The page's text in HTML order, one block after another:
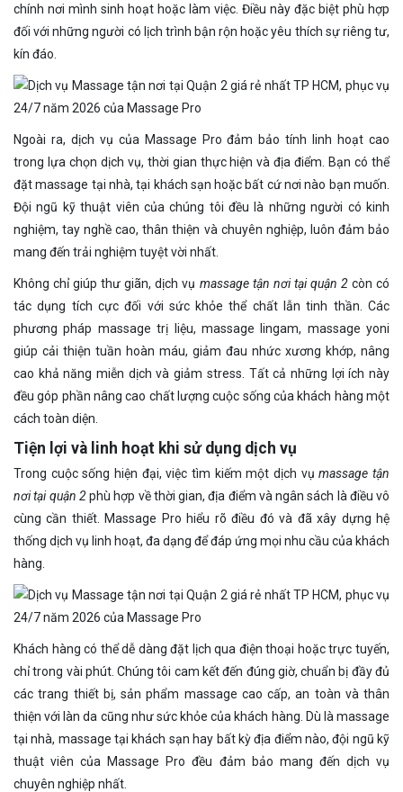
chính nơi mình sinh hoạt hoặc làm việc. Điều này đặc biệt phù hợp
đối với những người có lịch trình bận rộn hoặc yêu thích sự riêng tư,
kín đáo.
Ngoài ra, dịch vụ của Massage Pro đảm bảo tính linh hoạt cao
trong lựa chọn dịch vụ, thời gian thực hiện và địa điểm. Bạn có thể
đặt massage tại nhà, tại khách sạn hoặc bất cứ nơi nào bạn muốn.
Đội ngũ kỹ thuật viên của chúng tôi đều là những người có kinh
nghiệm, tay nghề cao, thân thiện và chuyên nghiệp, luôn đảm bảo
mang đến trải nghiệm tuyệt vời nhất.
Không chỉ giúp thư giãn, dịch vụ massage tận nơi tại quận 2còn có
tác dụng tích cực đối với sức khỏe thể chất lẫn tinh thần. Các
phương pháp massage trị liệu, massage lingam, massage yoni
giúp cải thiện tuần hoàn máu, giảm đau nhức xương khớp, nâng
cao khả năng miễn dịch và giảm stress. Tất cả những lợi ích này
đều góp phần nâng cao chất lượng cuộc sống của khách hàng một
cách toàn diện.
Tiện lợi và linh hoạt khi sử dụng dịch vụ
Trong cuộc sống hiện đại, việc tìm kiếm một dịch vụmassage tận
nơi tại quận 2phù hợp về thời gian, địa điểm và ngân sách là điều vô
cùng cần thiết. Massage Pro hiểu rõ điều đó và đã xây dựng hệ
thống dịch vụ linh hoạt, đa dạng để đáp ứng mọi nhu cầu của khách
hàng.
Khách hàng có thể dễ dàng đặt lịch qua điện thoại hoặc trực tuyến,
chỉ trong vài phút. Chúng tôi cam kết đến đúng giờ, chuẩn bị đầy đủ
các trang thiết bị, sản phẩm massage cao cấp, an toàn và thân
thiện với làn da cũng như sức khỏe của khách hàng. Dù là massage
tại nhà, massage tại khách sạn hay bất kỳ địa điểm nào, đội ngũ kỹ
thuật viên của Massage Pro đều đảm bảo mang đến dịch vụ
chuyên nghiệp nhất.